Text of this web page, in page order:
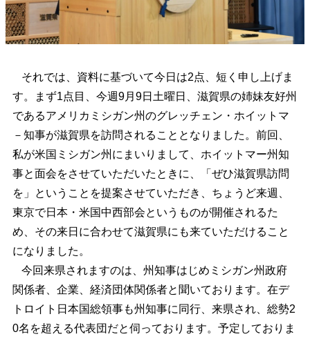
それでは、資料に基づいて今日は2点、短く申し上げま
す。まず1点目、今週9月9日土曜日、滋賀県の姉妹友好州
であるアメリカミシガン州のグレッチェン・ホイットマ
－知事が滋賀県を訪問されることとなりました。前回、
私が米国ミシガン州にまいりまして、ホイットマー州知
事と面会をさせていただいたときに、「ぜひ滋賀県訪問
を」ということを提案させていただき、ちょうど来週、
東京で日本・米国中西部会というものが開催されるた
め、その来日に合わせて滋賀県にも来ていただけること
になりました。
今回来県されますのは、州知事はじめミシガン州政府
関係者、企業、経済団体関係者と聞いております。在デ
トロイト日本国総領事も州知事に同行、来県され、総勢2
0名を超える代表団だと伺っております。予定しておりま